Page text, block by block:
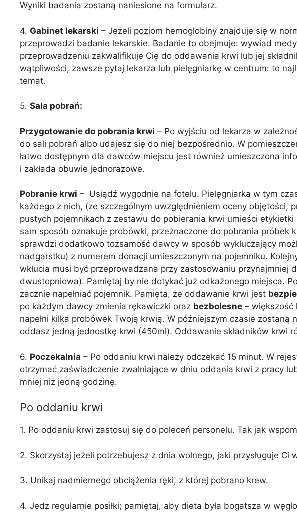
Wyniki badania zostaną naniesione na formularz.
4. Gabinet lekarski – Jeżeli poziom hemoglobiny znajduje się w
przeprowadzi badanie lekarskie. Badanie to obejmuje: wywiad
przeprowadzeniu zakwalifikuje Cię do oddawania krwi lub jej
wątpliwości, zawsze pytaj lekarza lub pielęgniarkę w centrum: to
temat.
5. Sala pobrań:
Przygotowanie do pobrania krwi – Po wyjściu od lekarza w
do sali pobrań albo udajesz się do niej bezpośrednio. W
łatwo dostępnym dla dawców miejscu jest również umieszczona
i zakłada obuwie jednorazowe.
Pobranie krwi – Usiądź wygodnie na fotelu. Pielęgniarka w tym
każdego z nich, (ze szczególnym uwzględnieniem oceny objętości,
pustych pojemnikach z zestawu do pobierania krwi umieści
sam sposób oznakuje probówki, przeznaczone do pobrania
sprawdzi dodatkowo tożsamość dawcy w sposób wykluczający
nadgarstku) z numerem donacji umieszczonym na pojemniku.
wkłucia musi być przeprowadzana przy zastosowaniu
dwustopniowa). Pamiętaj by nie dotykać już odkażonego miejsca.
zacznie napełniać pojemnik. Pamięta, że oddawanie krwi jest
po każdym dawcy zmienia rękawiczki oraz bezbolesne – większość
napełni kilka probówek Twoją krwią. W późniejszym czasie
oddasz jedną jednostkę krwi (450ml). Oddawanie składników krwi
6. Poczekalnia – Po oddaniu krwi należy odczekać 15 minut. W
otrzymać zaświadczenie zwalniające w dniu oddania krwi z pracy
mniej niż jedną godzinę.
Po oddaniu krwi
1. Po oddaniu krwi zastosuj się do poleceń personelu. Tak jak
2. Skorzystaj jeżeli potrzebujesz z dnia wolnego, jaki przysługuje Ci
3. Unikaj nadmiernego obciążenia ręki, z której pobrano krew.
4. Jedz regularnie posiłki; pamiętaj, aby dieta była bogatsza w